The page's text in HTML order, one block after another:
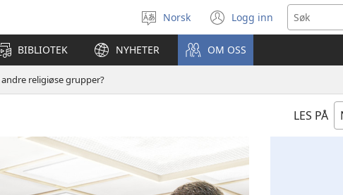
Velg
språk
Norsk Logg inn
(åpner
nytt
vindu)
BIBLIOTEK NYHETER OM OSS
religiøse grupper?
LES PÅ